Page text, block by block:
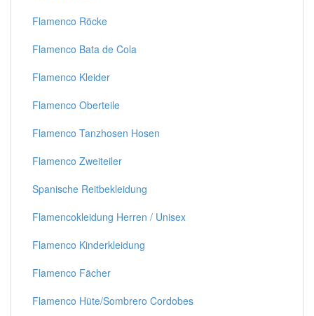
Flamenco Röcke
Flamenco Bata de Cola
Flamenco Kleider
Flamenco Oberteile
Flamenco Tanzhosen Hosen
Flamenco Zweiteiler
Spanische Reitbekleidung
Flamencokleidung Herren / Unisex
Flamenco Kinderkleidung
Flamenco Fächer
Flamenco Hüte/Sombrero Cordobes